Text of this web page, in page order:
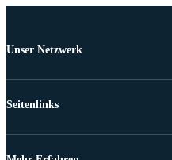
Unser Netzwerk
Seitenlinks